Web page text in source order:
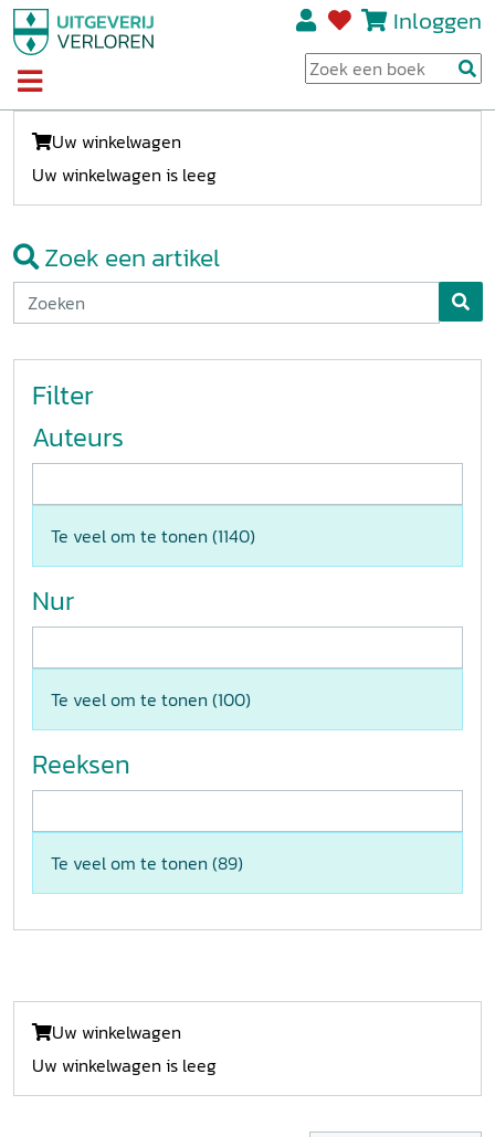
Inloggen
Uw winkelwagen
Uw winkelwagen is leeg
Zoek een artikel
Filter
Auteurs
Te veel om te tonen (1140)
Nur
Te veel om te tonen (100)
Reeksen
Te veel om te tonen (89)
Uw winkelwagen
Uw winkelwagen is leeg